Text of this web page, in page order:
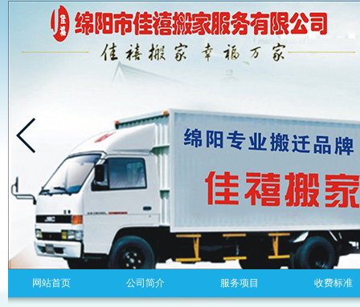
网站首页 公司简介 服务项目 收费标准